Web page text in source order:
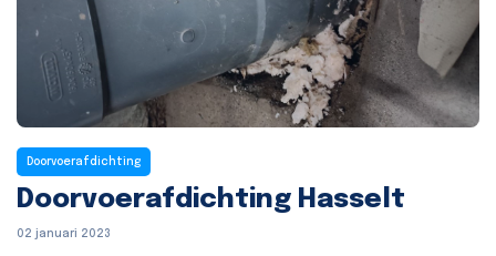
Doorvoerafdichting
Doorvoerafdichting Hasselt
02 januari 2023